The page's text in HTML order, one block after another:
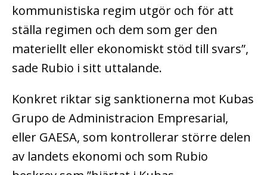
kommunistiska regim utgör och för att
ställa regimen och dem som ger den
materiellt eller ekonomiskt stöd till svars”,
sade Rubio i sitt uttalande.
Konkret riktar sig sanktionerna mot Kubas
Grupo de Administracion Empresarial,
eller GAESA, som kontrollerar större delen
av landets ekonomi och som Rubio